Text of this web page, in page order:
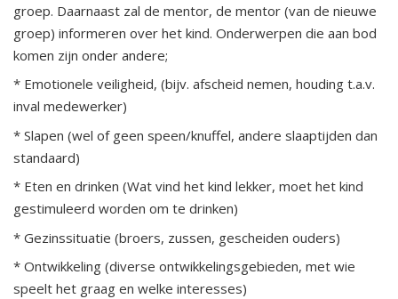
groep. Daarnaast zal de mentor, de mentor (van de nieuwe
groep) informeren over het kind. Onderwerpen die aan bod
komen zijn onder andere;
* Emotionele veiligheid, (bijv. afscheid nemen, houding t.a.v.
inval medewerker)
* Slapen (wel of geen speen/knuffel, andere slaaptijden dan
standaard)
* Eten en drinken (Wat vind het kind lekker, moet het kind
gestimuleerd worden om te drinken)
* Gezinssituatie (broers, zussen, gescheiden ouders)
* Ontwikkeling (diverse ontwikkelingsgebieden, met wie
speelt het graag en welke interesses)